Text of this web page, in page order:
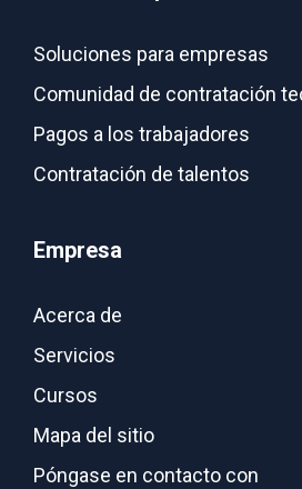
Soluciones para empresas
Comunidad de contratación
Pagos a los trabajadores
Contratación de talentos
Empresa
Acerca de
Servicios
Cursos
Mapa del sitio
Póngase en contacto con